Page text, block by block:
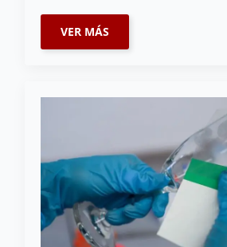
VER MÁS